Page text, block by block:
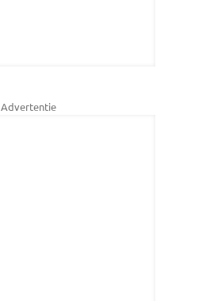
Advertentie